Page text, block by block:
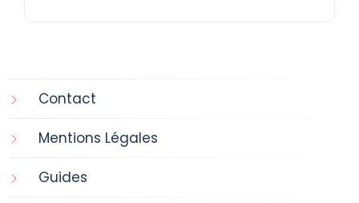
Contact
Mentions Légales
Guides